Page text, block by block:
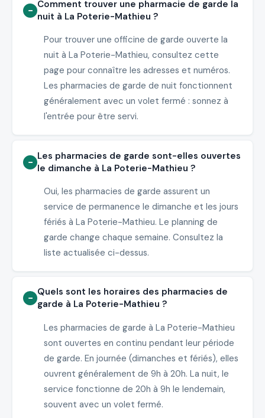
Comment trouver une pharmacie de garde la
nuit à La Poterie-Mathieu ?
Pour trouver une officine de garde ouverte la
nuit à La Poterie-Mathieu, consultez cette
page pour connaître les adresses et numéros.
Les pharmacies de garde de nuit fonctionnent
généralement avec un volet fermé : sonnez à
l'entrée pour être servi.
Les pharmacies de garde sont-elles ouvertes
le dimanche à La Poterie-Mathieu ?
Oui, les pharmacies de garde assurent un
service de permanence le dimanche et les jours
fériés à La Poterie-Mathieu. Le planning de
garde change chaque semaine. Consultez la
liste actualisée ci-dessus.
Quels sont les horaires des pharmacies de
garde à La Poterie-Mathieu ?
Les pharmacies de garde à La Poterie-Mathieu
sont ouvertes en continu pendant leur période
de garde. En journée (dimanches et fériés), elles
ouvrent généralement de 9h à 20h. La nuit, le
service fonctionne de 20h à 9h le lendemain,
souvent avec un volet fermé.